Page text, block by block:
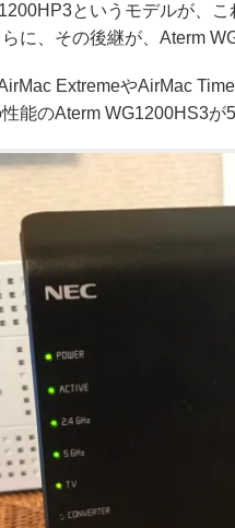
というモデルが、
に、その後継が、Aterm
ExtremeやAirMac
能のAterm WG1200HS3が